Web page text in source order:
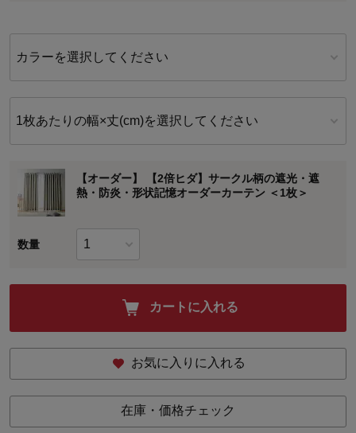
カラーを選択してください
1枚あたりの幅×丈(cm)を選択してください
【オーダー】 【2倍ヒダ】サークル柄の遮光・遮
熱・防炎・形状記憶オーダーカーテン ＜1枚＞
数量
カートに入れる
お気に入りに入れる
在庫・価格チェック